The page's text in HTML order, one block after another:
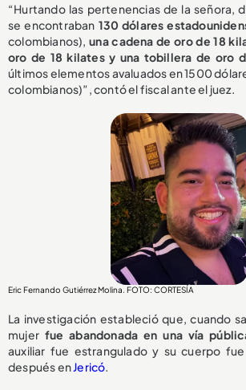
“Hurtando las pertenencias de la señora,
se encontraban 130 dólares
colombianos),una cadena de oro de 18
oro de 18 kilates y una tobillera de oro
últimos elementos avaluados en 1500
colombianos)”, contó el fiscal ante el juez.
Eric Fernando Gutiérrez Molina. FOTO: CORTESÍA
La investigación estableció que, cuando
mujer fue abandonada en una vía
auxiliar fue estrangulado y su cuerpo
después enJericó.